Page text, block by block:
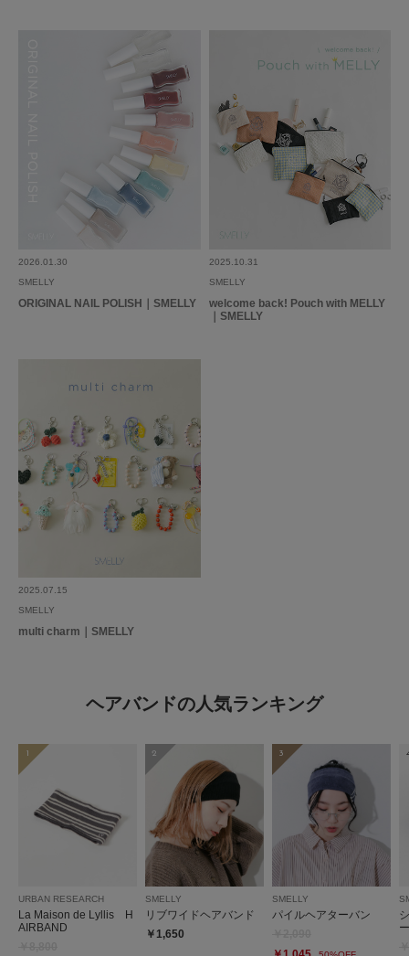
2026.01.30
SMELLY
ORIGINAL NAIL POLISH｜SMELLY
2025.10.31
SMELLY
welcome back! Pouch with MELLY
｜SMELLY
2025.07.15
SMELLY
multi charm｜SMELLY
ヘアバンドの人気ランキング
1
URBAN RESEARCH
La Maison de Lyllis H
AIRBAND
2
SMELLY
リブワイドヘアバンド
￥1,650
3
SMELLY
パイルヘアターバン